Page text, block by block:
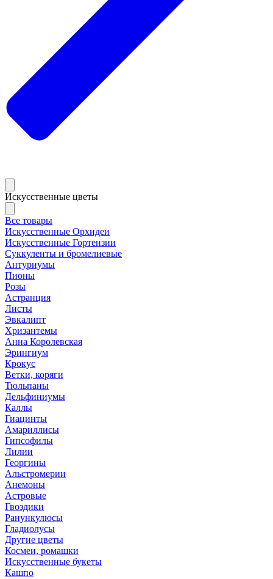
Искусственные цветы
Все товары
Искусственные Орхидеи
Искусственные Гортензии
Суккуленты и бромелиевые
Антуриумы
Пионы
Розы
Астранция
Листы
Эвкалипт
Хризантемы
Анна Королевская
Эрингиум
Крокус
Ветки, коряги
Тюльпаны
Дельфиниумы
Каллы
Гиацинты
Амариллисы
Гипсофилы
Лилии
Георгины
Альстромерии
Анемоны
Астровые
Гвоздики
Ранункулюсы
Гладиолусы
Другие цветы
Космеи, ромашки
Искусственные букеты
Кашпо